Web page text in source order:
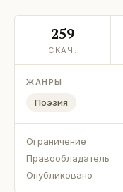
259
СКАЧ.
ЖАНРЫ
Поэзия
Ограничение
Правообладатель
Опубликовано